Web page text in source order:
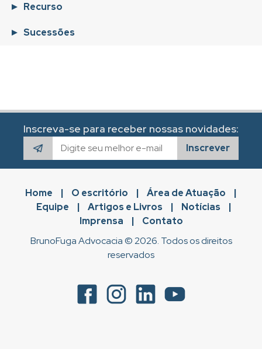
Recurso
Sucessões
Inscreva-se para receber nossas novidades:
Inscrever
Home | O escritório | Área de Atuação
|
Equipe
| Artigos e Livros | Notícias
|
Imprensa
|
Contato
BrunoFuga Advocacia © 2026. Todos os direitos
reservados